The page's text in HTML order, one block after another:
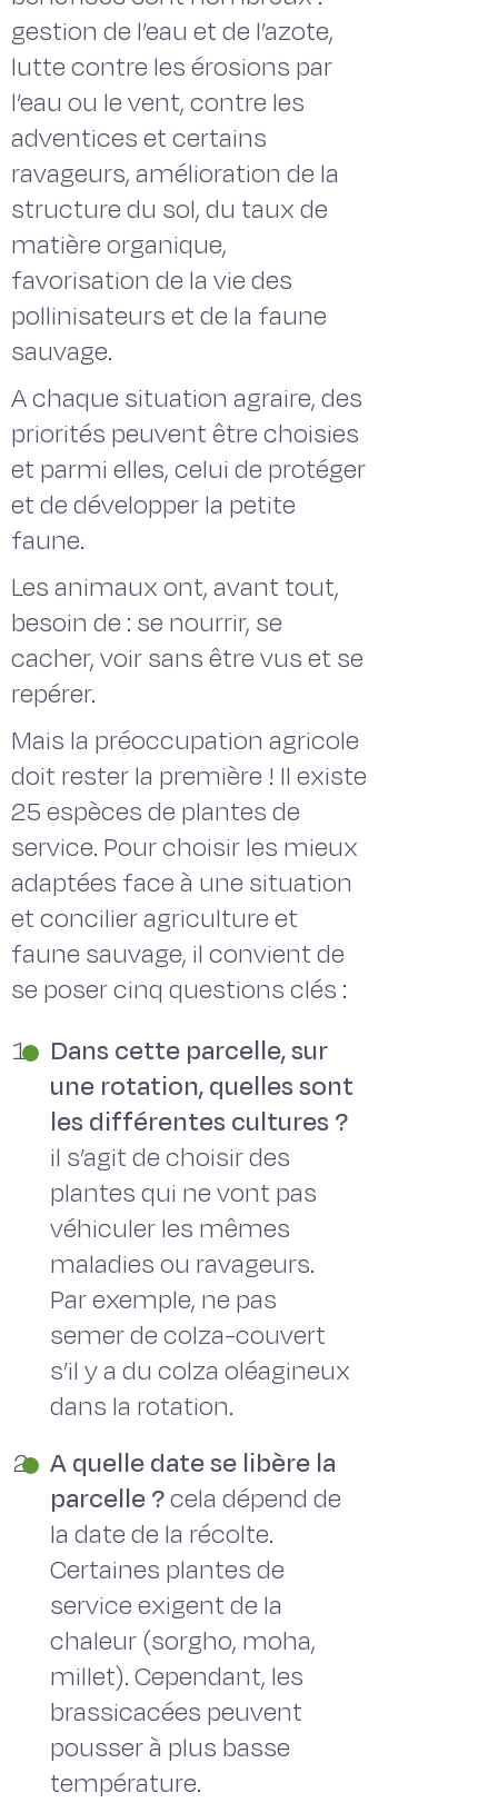
gestion de l’eau et de l’azote,
lutte contre les érosions par
l’eau ou le vent, contre les
adventices et certains
ravageurs, amélioration de la
structure du sol, du taux de
matière organique,
favorisation de la vie des
pollinisateurs et de la faune
sauvage.
A chaque situation agraire, des
priorités peuvent être choisies
et parmi elles, celui de protéger
et de développer la petite
faune.
Les animaux ont, avant tout,
besoin de : se nourrir, se
cacher, voir sans être vus et se
repérer.
Mais la préoccupation agricole
doit rester la première ! Il existe
25 espèces de plantes de
service. Pour choisir les mieux
adaptées face à une situation
et concilier agriculture et
faune sauvage, il convient de
se poser cinq questions clés :
Dans cette parcelle, sur
une rotation, quelles sont
les différentes cultures ?
il s’agit de choisir des
plantes qui ne vont pas
véhiculer les mêmes
maladies ou ravageurs.
Par exemple, ne pas
semer de colza-couvert
s’il y a du colza oléagineux
dans la rotation.
A quelle date se libère la
parcelle ?cela dépend de
la date de la récolte.
Certaines plantes de
service exigent de la
chaleur (sorgho, moha,
millet). Cependant, les
brassicacées peuvent
pousser à plus basse
température.